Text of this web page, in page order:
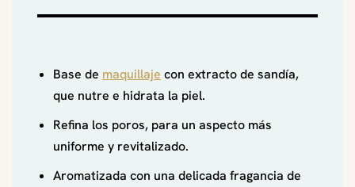
Base de maquillaje con extracto de sandía,
que nutre e hidrata la piel.
Refina los poros, para un aspecto más
uniforme y revitalizado.
Aromatizada con una delicada fragancia de